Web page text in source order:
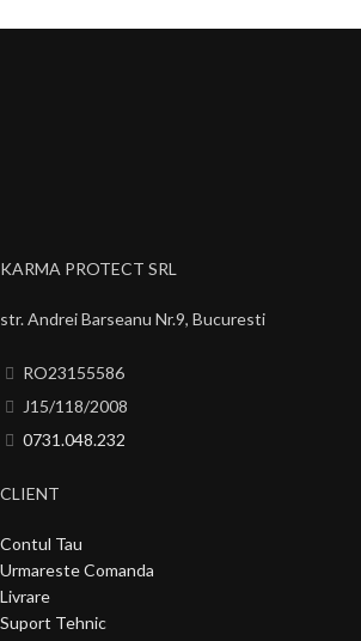
KARMA PROTECT SRL
str. Andrei Barseanu Nr.9, Bucuresti
RO23155586
J15/118/2008
0731.048.232
CLIENT
Contul Tau
Urmareste Comanda
Livrare
Suport Tehnic